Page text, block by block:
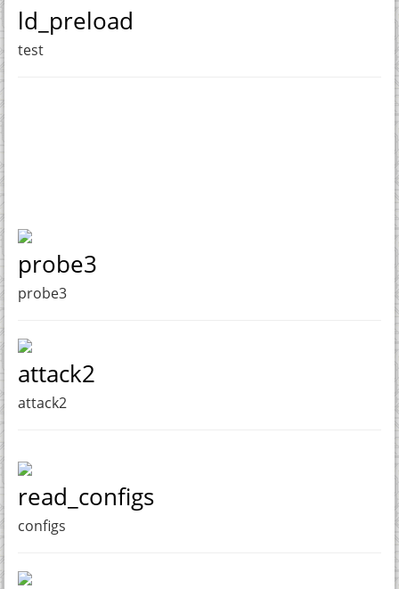
ld_preload
test
probe3
probe3
attack2
attack2
read_configs
configs